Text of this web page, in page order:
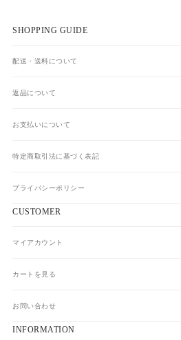
SHOPPING GUIDE
配送・送料について
返品について
お支払いについて
特定商取引法に基づく表記
プライバシーポリシー
CUSTOMER
マイアカウント
カートを見る
お問い合わせ
INFORMATION